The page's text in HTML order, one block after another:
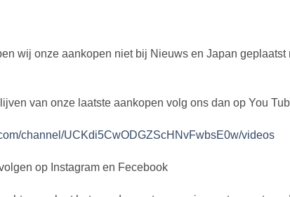
wij onze aankopen niet bij Nieuws en Japan
van onze laatste aankopen volg ons dan op You
channel/UCKdi5CwODGZScHNvFwbsE0w/videos
op Instagram en Fecebook